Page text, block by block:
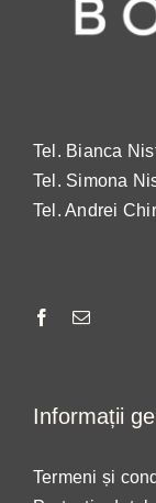
Tel. Bianca
Tel. Simona
Tel. Andrei
Informații
Termeni și